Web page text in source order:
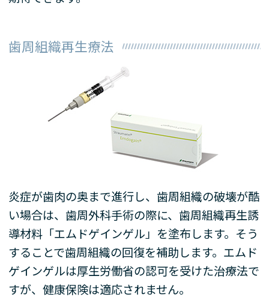
歯周組織再生療法
炎症が歯肉の奥まで進行し、歯周組織の破壊が酷
い場合は、歯周外科手術の際に、歯周組織再生誘
導材料「エムドゲインゲル」を塗布します。そう
することで歯周組織の回復を補助します。エムド
ゲインゲルは厚生労働省の認可を受けた治療法で
すが、健康保険は適応されません。